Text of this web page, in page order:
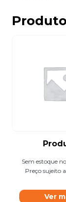
Sem estoque
Preço sujeito
Ver